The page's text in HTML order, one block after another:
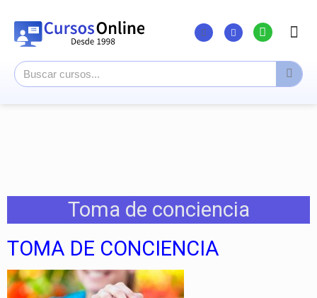
Toma de conciencia
TOMA DE CONCIENCIA